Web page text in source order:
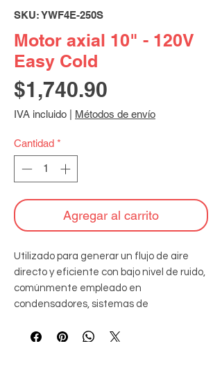
SKU: YWF4E-250S
Motor axial 10" - 120V
Easy Cold
$1,740.90
IVA incluido Métodos de envío
Cantidad *
Agregar al carrito
Utilizado para generar un flujo de aire
directo y eficiente con bajo nivel de ruido,
comúnmente empleado en
condensadores, sistemas de
disipación de calor y ventilación.